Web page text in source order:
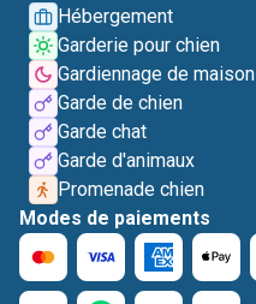
Hébergement
Garderie pour chien
Gardiennage de maison
Garde de chien
Garde chat
Garde d'animaux
Promenade chien
Modes de paiements